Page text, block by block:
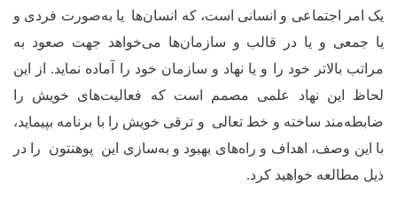
یک امر اجتماعی و انسانی است، که انسان‌ها یا به‌صورت فردی و
یا جمعی و یا در قالب و سازمان‌ها می‌خواهد جهت صعود به
مراتب بالاتر خود را و یا نهاد و سازمان خود را آماده نماید. از این
لحاظ این نهاد علمی مصمم است که فعالیت‌های خویش را
ضابطه‌مند ساخته و خط تعالی و ترقی خویش را با برنامه بپیماید،
با این وصف، اهداف و راه‌های بهبود و به‌سازی این پوهنتون را در
ذیل مطالعه خواهید کرد.